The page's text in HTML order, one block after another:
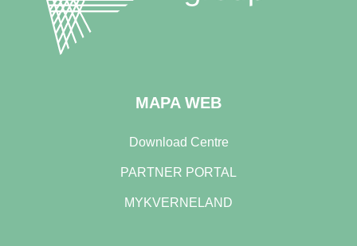
MAPA WEB
Download Centre
PARTNER PORTAL
MYKVERNELAND